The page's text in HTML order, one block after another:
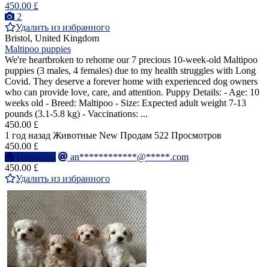
450.00 £
2
Удалить из избранного
Bristol, United Kingdom
Maltipoo puppies
We're heartbroken to rehome our 7 precious 10-week-old Maltipoo
puppies (3 males, 4 females) due to my health struggles with Long
Covid. They deserve a forever home with experienced dog owners
who can provide love, care, and attention. Puppy Details: - Age: 10
weeks old - Breed: Maltipoo - Size: Expected adult weight 7-13
pounds (3.1-5.8 kg) - Vaccinations: ...
450.00 £
1 год назад Животные New Продам 522 Просмотров
450.00 £
Написать
an************@*****.com
450.00 £
Удалить из избранного